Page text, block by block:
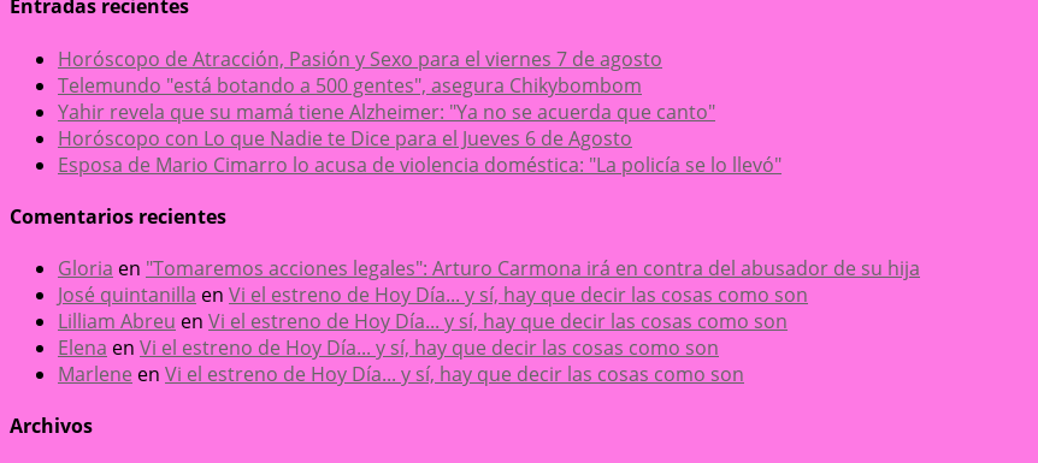
Entradas recientes
Horóscopo de Atracción, Pasión y Sexo para el viernes 7 de agosto
Telemundo "está botando a 500 gentes", asegura Chikybombom
Yahir revela que su mamá tiene Alzheimer: "Ya no se acuerda que canto"
Horóscopo con Lo que Nadie te Dice para el Jueves 6 de Agosto
Esposa de Mario Cimarro lo acusa de violencia doméstica: "La policía se lo llevó"
Comentarios recientes
Gloria en "Tomaremos acciones legales": Arturo Carmona irá en contra del abusador de su hija
José quintanilla en Vi el estreno de Hoy Día... y sí, hay que decir las cosas como son
Lilliam Abreu en Vi el estreno de Hoy Día... y sí, hay que decir las cosas como son
Elena en Vi el estreno de Hoy Día... y sí, hay que decir las cosas como son
Marlene en Vi el estreno de Hoy Día... y sí, hay que decir las cosas como son
Archivos